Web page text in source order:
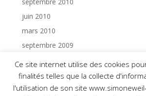
juin 2010
mars 2010
septembre 2009
mars 2009
décembre 2008
Ce site internet utilise des cookies
finalités telles que la collecte
l'utilisation de son site